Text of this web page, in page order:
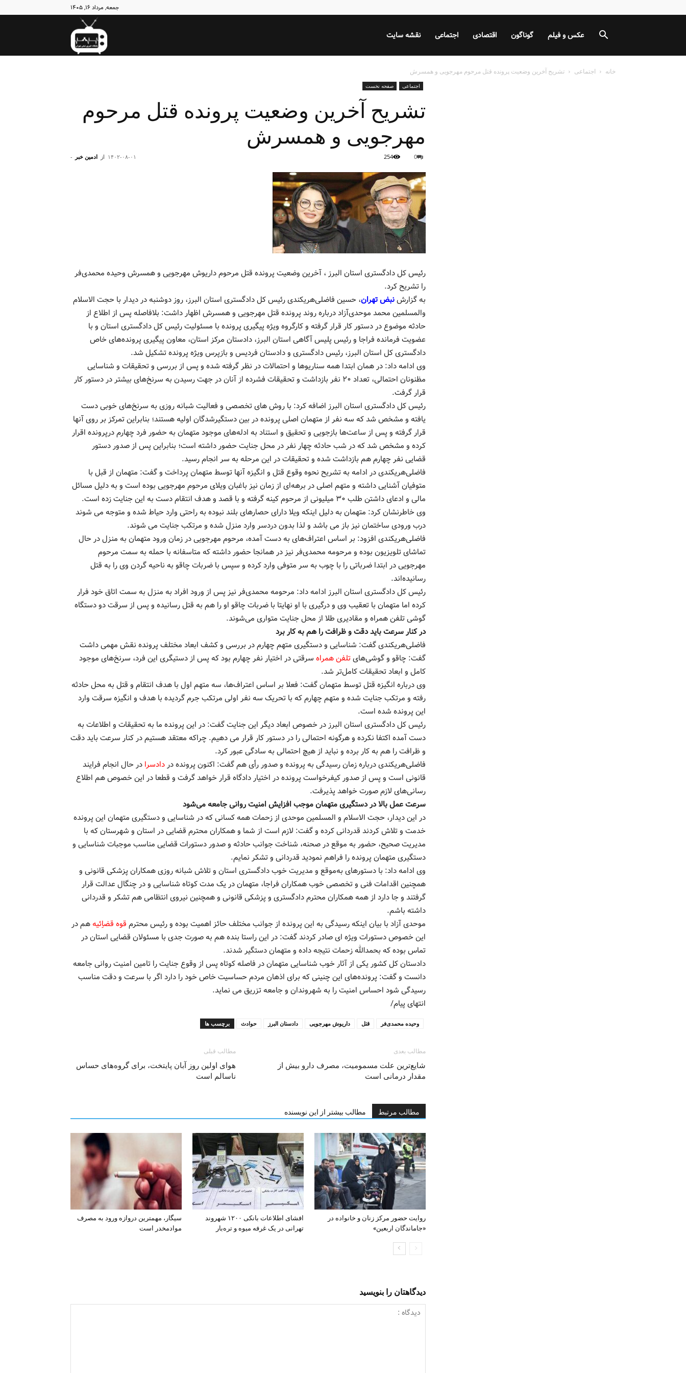
جمعه, مرداد ۱۶, ۱۴۰۵
نبض نقشه سایت اجتماعی اقتصادی گوناگون عکس و فیلم
خانه اجتماعی تشریح آخرین وضعیت پرونده قتل مرحوم مهرجویی و همسرش
اجتماعی صفحه نخست
تشریح آخرین وضعیت پرونده قتل مرحوم
مهرجویی و همسرش
از ادمین خبر - ۱۴۰۲-۰۸-۰۱ 0
254
رئیس کل دادگستری استان البرز ، آخرین وضعیت پرونده قتل مرحوم داریوش مهرجویی و همسرش وحیده محمدی‌فر
را تشریح کرد.
به گزارشنبض تهران، حسین فاضلی‌هریکندی رئیس کل دادگستری استان البرز، روز دوشنبه در دیدار با حجت الاسلام
والمسلمین محمد موحدی‌آزاد درباره روند پرونده قتل مهرجویی و همسرش اظهار داشت: بلافاصله پس از اطلاع از
حادثه موضوع در دستور کار قرار گرفته و کارگروه ویژه پیگیری پرونده با مسئولیت رئیس کل دادگستری استان و با
عضویت فرمانده فراجا و رئیس پلیس آگاهی استان البرز، دادستان مرکز استان، معاون پیگیری پرونده‌های خاص
دادگستری کل استان البرز، رئیس دادگستری و دادستان فردیس و بازپرس ویژه پرونده تشکیل شد.
وی ادامه داد: در همان ابتدا همه سناریوها و احتمالات در نظر گرفته شده و پس از بررسی و تحقیقات و شناسایی
مظنونان احتمالی، تعداد ۲۰ نفر بازداشت و تحقیقات فشرده از آنان در جهت رسیدن به سرنخ‌های بیشتر در دستور کار
قرار گرفت.
رئیس کل دادگستری استان البرز اضافه کرد: با روش های تخصصی و فعالیت شبانه روزی به سرنخ‌های خوبی دست
یافته و مشخص شد که سه نفر از متهمان اصلی پرونده در بین دستگیرشدگان اولیه هستند؛ بنابراین تمرکز بر روی آنها
قرار گرفته و پس از ساعت‌ها بازجویی و تحقیق و استناد به ادله‌های موجود متهمان به حضور فرد چهارم درپرونده اقرار
کرده و مشخص شد که در شب حادثه چهار نفر در محل جنایت حضور داشته است؛ بنابراین پس از صدور دستور
قضایی نفر چهارم هم بازداشت شده و تحقیقات در این مرحله به سر انجام رسید.
فاضلی‌هریکندی در ادامه به تشریح نحوه وقوع قتل و انگیزه آنها توسط متهمان پرداخت و گفت: متهمان از قبل با
متوفیان آشنایی داشته و متهم اصلی در برهه‌ای از زمان نیز باغبان ویلای مرحوم مهرجویی بوده است و به دلیل مسائل
مالی و ادعای داشتن طلب ۳۰ میلیونی از مرحوم کینه گرفته و با قصد و هدف انتقام دست به این جنایت زده است.
وی خاطرنشان کرد: متهمان به دلیل اینکه ویلا دارای حصارهای بلند نبوده به راحتی وارد حیاط شده و متوجه می شوند
درب ورودی ساختمان نیز باز می باشد و لذا بدون دردسر وارد منزل شده و مرتکب جنایت می شوند.
فاضلی‌هریکندی افزود: بر اساس اعتراف‌های به دست آمده، مرحوم مهرجویی در زمان ورود متهمان به منزل در حال
تماشای تلویزیون بوده و مرحومه محمدی‌فر نیز در همانجا حضور داشته که متاسفانه با حمله به سمت مرحوم
مهرجویی در ابتدا ضرباتی را با چوب به سر متوفی وارد کرده و سپس با ضربات چاقو به ناحیه گردن وی را به قتل
رسانیده‌اند.
رئیس کل دادگستری استان البرز ادامه داد: مرحومه محمدی‌فر نیز پس از ورود افراد به منزل به سمت اتاق خود فرار
کرده اما متهمان با تعقیب وی و درگیری با او نهایتا با ضربات چاقو او را هم به قتل رسانیده و پس از سرقت دو دستگاه
گوشی تلفن همراه و مقادیری طلا از محل جنایت متواری می‌شوند.
در کنار سرعت باید دقت و ظرافت را هم به کار برد
فاضلی‌هریکندی گفت: شناسایی و دستگیری متهم چهارم در بررسی و کشف ابعاد مختلف پرونده نقش مهمی داشت
گفت: چاقو و گوشی‌هایتلفن همراه سرقتی در اختیار نفر چهارم بود که پس از دستیگری این فرد، سرنخ‌های موجود
کامل و ابعاد تحقیقات کامل‌تر شد.
وی درباره انگیزه قتل توسط متهمان گفت: فعلا بر اساس اعتراف‌ها، سه متهم اول با هدف انتقام و قتل به محل حادثه
رفته و مرتکب جنایت شده و متهم چهارم که با تحریک سه نفر اولی مرتکب جرم گردیده با هدف و انگیزه سرقت وارد
این پرونده شده است.
رئیس کل دادگستری استان البرز در خصوص ابعاد دیگر این جنایت گفت: در این پرونده ما به تحقیقات و اطلاعات به
دست آمده اکتفا نکرده و هرگونه احتمالی را در دستور کار قرار می دهیم. چراکه معتقد هستیم در کنار سرعت باید دقت
و ظرافت را هم به کار برده و نباید از هیچ احتمالی به سادگی عبور کرد.
فاضلی‌هریکندی درباره زمان رسیدگی به پرونده و صدور رأی هم گفت: اکنون پرونده دردادسرا در حال انجام فرایند
قانونی است و پس از صدور کیفرخواست پرونده در اختیار دادگاه قرار خواهد گرفت و قطعا در این خصوص هم اطلاع
رسانی‌های لازم صورت خواهد پذیرفت.
سرعت عمل بالا در دستگیری متهمان موجب افزایش امنیت روانی جامعه می‌شود
در این دیدار، حجت الاسلام و المسلمین موحدی از زحمات همه کسانی که در شناسایی و دستگیری متهمان این پرونده
خدمت و تلاش کردند قدردانی کرده و گفت: لازم است از شما و همکاران محترم قضایی در استان و شهرستان که با
مدیریت صحیح، حضور به موقع در صحنه، شناخت جوانب حادثه و صدور دستورات قضایی مناسب موجبات شناسایی و
دستگیری متهمان پرونده را فراهم نمودید قدردانی و تشکر نمایم.
وی ادامه داد: با دستورهای به‌موقع و مدیریت خوب دادگستری استان و تلاش شبانه روزی همکاران پزشکی قانونی و
همچنین اقدامات فنی و تخصصی خوب همکاران فراجا، متهمان در یک مدت کوتاه شناسایی و در چنگال عدالت قرار
گرفتند و جا دارد از همه همکاران محترم دادگستری و پزشکی قانونی و همچنین نیروی انتظامی هم تشکر و قدردانی
داشته باشم.
موحدی آزاد با بیان اینکه رسیدگی به این پرونده از جوانب مختلف حائز اهمیت بوده و رئیس محترم قوه قضاِِئیه هم در
این خصوص دستورات ویژه ای صادر کردند گفت: در این راستا بنده هم به صورت جدی با مسئولان قضایی استان در
تماس بوده که بحمدالله زحمات نتیجه داده و متهمان دستگیر شدند.
دادستان کل کشور یکی از آثار خوب شناسایی متهمان در فاصله کوتاه پس از وقوع جنایت را تامین امنیت روانی جامعه
دانست و گفت: پرونده‌های این چنینی که برای اذهان مردم حساسیت خاص خود را دارد اگر با سرعت و دقت مناسب
رسیدگی شود احساس امنیت را به شهروندان و جامعه تزریق می نماید.
انتهای پیام/
برچسب ها حوادث دادستان البرز داریوش مهرجویی قتل وحیده محمدی‌فر
مطالب قبلی
هوای اولین روز آبان پایتخت، برای گروه‌های حساس
ناسالم است
مطالب بعدی
شایع‌ترین علت مسمومیت، مصرف دارو بیش از
مقدار درمانی است
مطالب مرتبط مطالب بیشتر از این نویسنده
سیگار، مهمترین دروازه ورود به مصرف
موادمخدر است
افشای اطلاعات بانکی ۱۲۰۰ شهروند
تهرانی در یک غرفه میوه و تره‌بار
روایت حضور مرکز زنان و خانواده در
«جاماندگان اربعین»
دیدگاهتان را بنویسید